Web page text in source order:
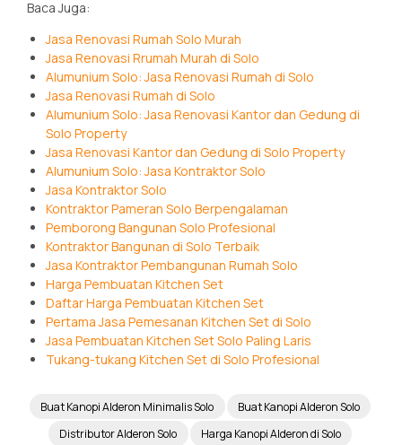
Baca Juga:
Jasa Renovasi Rumah Solo Murah
Jasa Renovasi Rrumah Murah di Solo
Alumunium Solo: Jasa Renovasi Rumah di Solo
Jasa Renovasi Rumah di Solo
Alumunium Solo: Jasa Renovasi Kantor dan Gedung di
Solo Property
Jasa Renovasi Kantor dan Gedung di Solo Property
Alumunium Solo: Jasa Kontraktor Solo
Jasa Kontraktor Solo
Kontraktor Pameran Solo Berpengalaman
Pemborong Bangunan Solo Profesional
Kontraktor Bangunan di Solo Terbaik
Jasa Kontraktor Pembangunan Rumah Solo
Harga Pembuatan Kitchen Set
Daftar Harga Pembuatan Kitchen Set
Pertama Jasa Pemesanan Kitchen Set di Solo
Jasa Pembuatan Kitchen Set Solo Paling Laris
Tukang-tukang Kitchen Set di Solo Profesional
Buat Kanopi Alderon Minimalis Solo
Buat Kanopi Alderon Solo
Distributor Alderon Solo
Harga Kanopi Alderon di Solo